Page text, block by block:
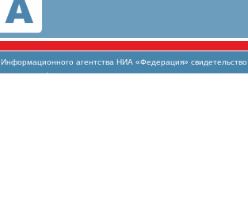
агентства НИА «Федерация»